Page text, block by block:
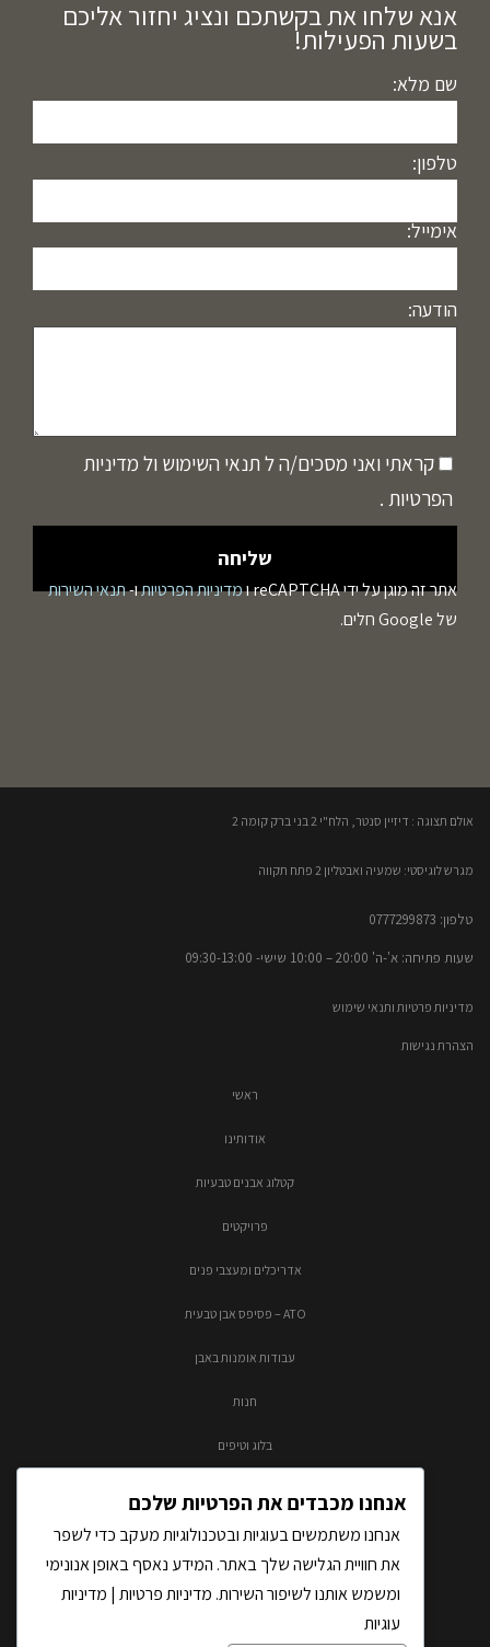
אנא שלחו את בקשתכם ונציג יחזור אליכם
בשעות הפעילות!
שם מלא:
טלפון:
אימייל:
הודעה:
קראתי ואני מסכים/ה ל תנאי השימוש ול מדיניות
הפרטיות .
אתר זה מוגן על ידי reCAPTCHA ו מדיניות הפרטיותו-תנאי השירות
של Google חלים.
אולם תצוגה : דיזיין סנטר, הלח"י 2 בני ברק קומה 2​
מגרש לוגיסטי: שמעיה ואבטליון 2 פתח תקווה
טלפון: 0777299873​
שעות פתיחה: א'-ה' 20:00 – 10:00​​ שישי- 09:30-13:00
מדיניות פרטיות ותנאי שימוש
הצהרת נגישות
ראשי
אודותינו
קטלוג אבנים טבעיות
פרויקטים
אדריכלים ומעצבי פנים
ATO – פסיפס אבן טבעית
עבודות אומנות באבן
חנות
בלוג וטיפים
אנחנו מכבדים את הפרטיות שלכם
אנחנו משתמשים בעוגיות ובטכנולוגיות מעקב כדי לשפר
את חוויית הגלישה שלך באתר. המידע נאסף באופן אנונימי
ומשמש אותנו לשיפור השירות. מדיניות פרטיות | מדיניות
עוגיות